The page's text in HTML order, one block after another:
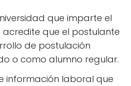
que imparte el
que el postulante
de postulación
o como alumno regular.
información laboral que